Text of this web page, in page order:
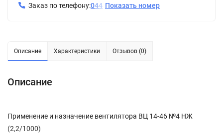
Заказ по телефону:044 Показать номер
Описание Характеристики Отзывов (0)
Описание
Применение и назначение вентилятора ВЦ 14-46 №4 НЖ
(2,2/1000)